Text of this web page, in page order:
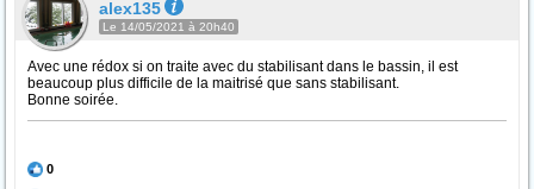
alex135
Le 14/05/2021 à 20h40
Avec une rédox si on traite avec du stabilisant dans le bassin, il est
beaucoup plus difficile de la maitrisé que sans stabilisant.
Bonne soirée.
0